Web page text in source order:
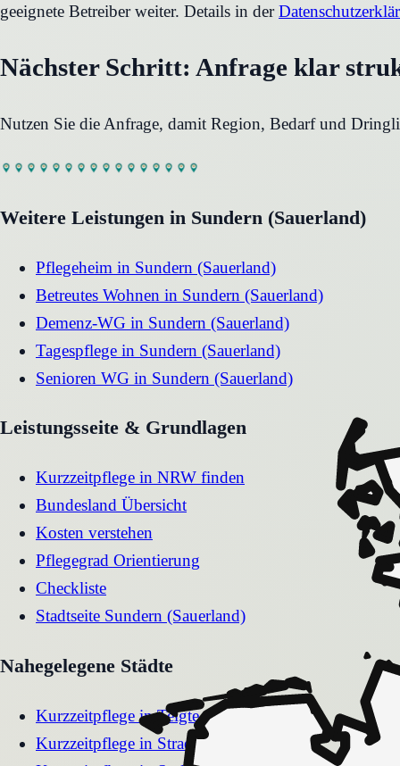
geeignete Betreiber weiter. Details in der
Nächster Schritt: Anfrage klar
Nutzen Sie die Anfrage, damit Region, Bedarf und
Weitere Leistungen in Sundern (Sauerland)
Pflegeheim in Sundern (Sauerland)
Betreutes Wohnen in Sundern (Sauerland)
Demenz-WG in Sundern (Sauerland)
Tagespflege in Sundern (Sauerland)
Senioren WG in Sundern (Sauerland)
Leistungsseite & Grundlagen
Kurzzeitpflege in NRW finden
Bundesland Übersicht
Kosten verstehen
Pflegegrad Orientierung
Checkliste
Stadtseite Sundern (Sauerland)
Nahegelegene Städte
KurzzeitpflegeinTelgte
Kurzzeitpflege in Straelen